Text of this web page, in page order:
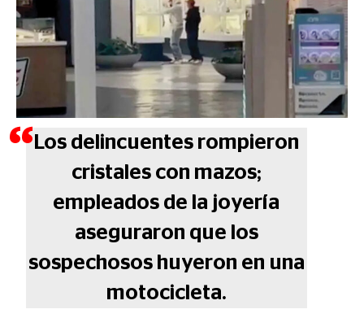
Los delincuentes rompieron
cristales con mazos;
empleados de la joyería
aseguraron que los
sospechosos huyeron en una
motocicleta.